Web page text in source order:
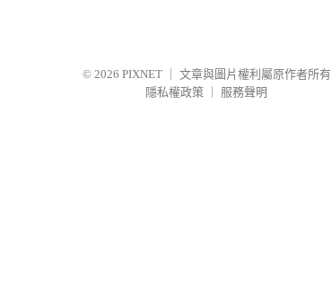
© 2026 PIXNET
文章與圖片權利屬原作者所有
隱私權政策
服務聲明